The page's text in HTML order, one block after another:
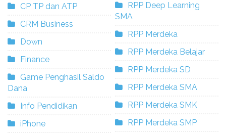
CP TP dan ATP
CRM Business
Down
Finance
Game Penghasil Saldo
Dana
Info Pendidikan
iPhone
RPP Deep Learning
SMA
RPP Merdeka
RPP Merdeka Belajar
RPP Merdeka SD
RPP Merdeka SMA
RPP Merdeka SMK
RPP Merdeka SMP